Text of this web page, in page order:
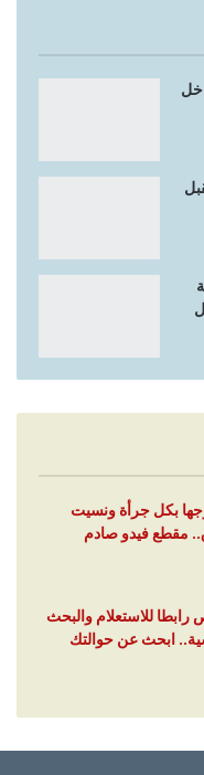
بكل جرأة ونسيت
مقطع فيدو صادم
للاستعلام والبحث
ابحث عن حوالتك